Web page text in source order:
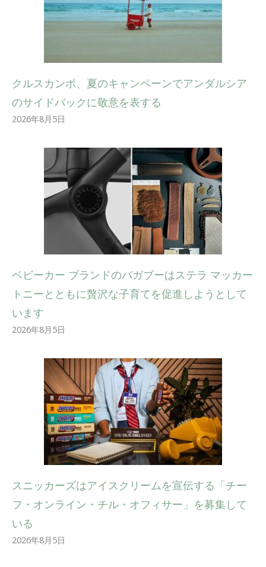
クルスカンポ、夏のキャンペーンでアンダルシア
のサイドバックに敬意を表する
2026年8月5日
ベビーカー ブランドのバガブーはステラ マッカー
トニーとともに贅沢な子育てを促進しようとして
います
2026年8月5日
スニッカーズはアイスクリームを宣伝する「チー
フ・オンライン・チル・オフィサー」を募集して
いる
2026年8月5日